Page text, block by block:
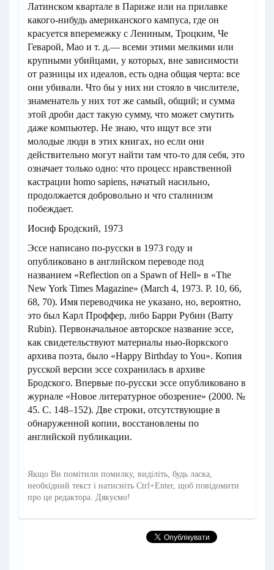
Латинском квартале в Париже или на прилавке
какого-нибудь американского кампуса, где он
красуется вперемежку с Лениным, Троцким, Че
Геварой, Мао и т. д.— всеми этими мелкими или
крупными убийцами, у которых, вне зависимости
от разницы их идеалов, есть одна общая черта: все
они убивали. Что бы у них ни стояло в числителе,
знаменатель у них тот же самый, общий; и сумма
этой дроби даст такую сумму, что может смутить
даже компьютер. Не знаю, что ищут все эти
молодые люди в этих книгах, но если они
действительно могут найти там что-то для себя, это
означает только одно: что процесс нравственной
кастрации homo sapiens, начатый насильно,
продолжается добровольно и что сталинизм
побеждает.
Иосиф Бродский, 1973
Эссе написано по-русски в 1973 году и
опубликовано в английском переводе под
названием «Reflection on a Spawn of Hell» в «The
New York Times Magazine» (March 4, 1973. P. 10, 66,
68, 70). Имя переводчика не указано, но, вероятно,
это был Карл Проффер, либо Барри Рубин (Barry
Rubin). Первоначальное авторское название эссе,
как свидетельствуют материалы нью-йоркского
архива поэта, было «Happy Birthday to You». Копия
русской версии эссе сохранилась в архиве
Бродского. Впервые по-русски эссе опубликовано в
журнале «Новое литературное обозрение» (2000. №
45. С. 148–152). Две строки, отсутствующие в
обнаруженной копии, восстановлены по
английской публикации.
Якщо Ви помітили помилку, виділіть, будь ласка,
необхідний текст і натисніть Ctrl+Enter, щоб повідомити
про це редактора. Дякуємо!